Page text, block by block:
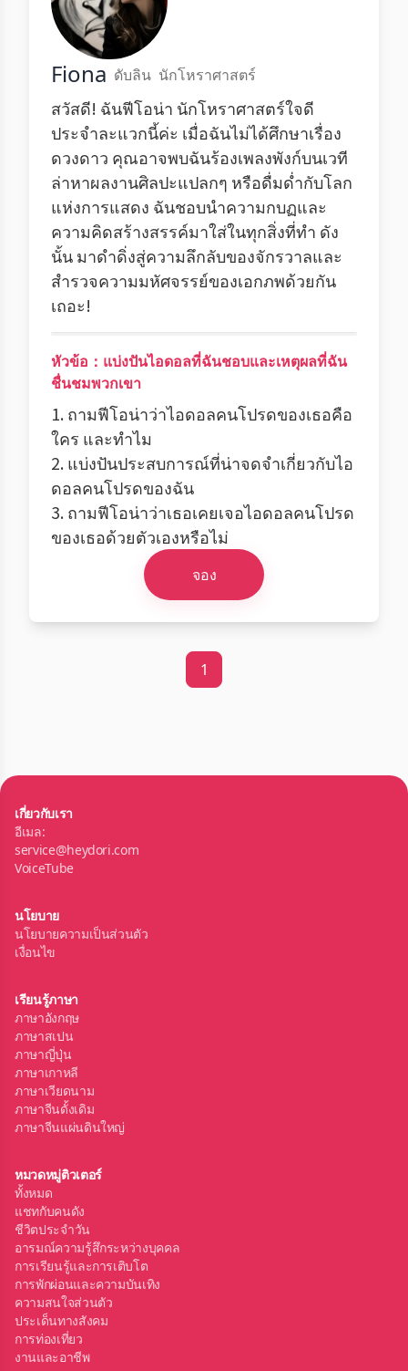
Fiona ดับลิน นักโหราศาสตร์
สวัสดี! ฉันฟีโอน่า นักโหราศาสตร์ใจดี
ประจำละแวกนี้ค่ะ เมื่อฉันไม่ได้ศึกษาเรื่อง
ดวงดาว คุณอาจพบฉันร้องเพลงพังก์บนเวที
ล่าหาผลงานศิลปะแปลกๆ หรือดื่มด่ำกับโลก
แห่งการแสดง ฉันชอบนำความกบฏและ
ความคิดสร้างสรรค์มาใส่ในทุกสิ่งที่ทำ ดัง
นั้น มาดำดิ่งสู่ความลึกลับของจักรวาลและ
สำรวจความมหัศจรรย์ของเอกภพด้วยกัน
เถอะ!
หัวข้อ：แบ่งปันไอดอลที่ฉันชอบและเหตุผลที่ฉัน
ชื่นชมพวกเขา
1. ถามฟีโอน่าว่าไอดอลคนโปรดของเธอคือ
ใคร และทำไม
2. แบ่งปันประสบการณ์ที่น่าจดจำเกี่ยวกับไอ
ดอลคนโปรดของฉัน
3. ถามฟีโอน่าว่าเธอเคยเจอไอดอลคนโปรด
ของเธอด้วยตัวเองหรือไม่
จอง
1
เกี่ยวกับเรา
อีเมล:
service@heydori.com
VoiceTube
นโยบาย
นโยบายความเป็นส่วนตัว
เงื่อนไข
เรียนรู้ภาษา
ภาษาอังกฤษ
ภาษาสเปน
ภาษาญี่ปุ่น
ภาษาเกาหลี
ภาษาเวียดนาม
ภาษาจีนดั้งเดิม
ภาษาจีนแผ่นดินใหญ่
หมวดหมู่ติวเตอร์
ทั้งหมด
แชทกับคนดัง
ชีวิตประจำวัน
อารมณ์ความรู้สึกระหว่างบุคคล
การเรียนรู้และการเติบโต
การพักผ่อนและความบันเทิง
ความสนใจส่วนตัว
ประเด็นทางสังคม
การท่องเที่ยว
งานและอาชีพ